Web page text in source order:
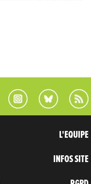
L'EQUIPE
INFOS SITE